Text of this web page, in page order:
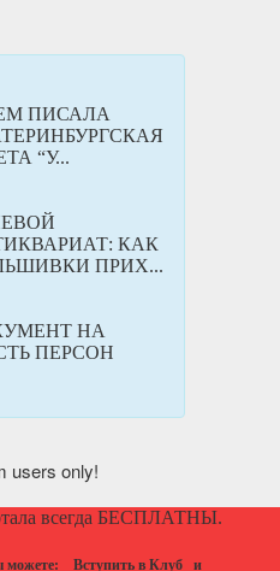
ПИСАЛА
“У...
КАК
ПРИХ...
НА
ПЕРСОН
users only!
всегда БЕСПЛАТНЫ.
можете: Вступить в Клуб и